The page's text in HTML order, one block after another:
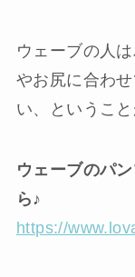
ウェーブの人
やお尻に合わ
い、ということ
ウェーブのパ
ら♪
https://